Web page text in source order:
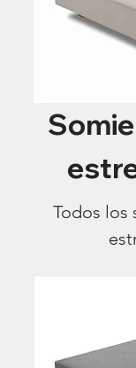
Todos los